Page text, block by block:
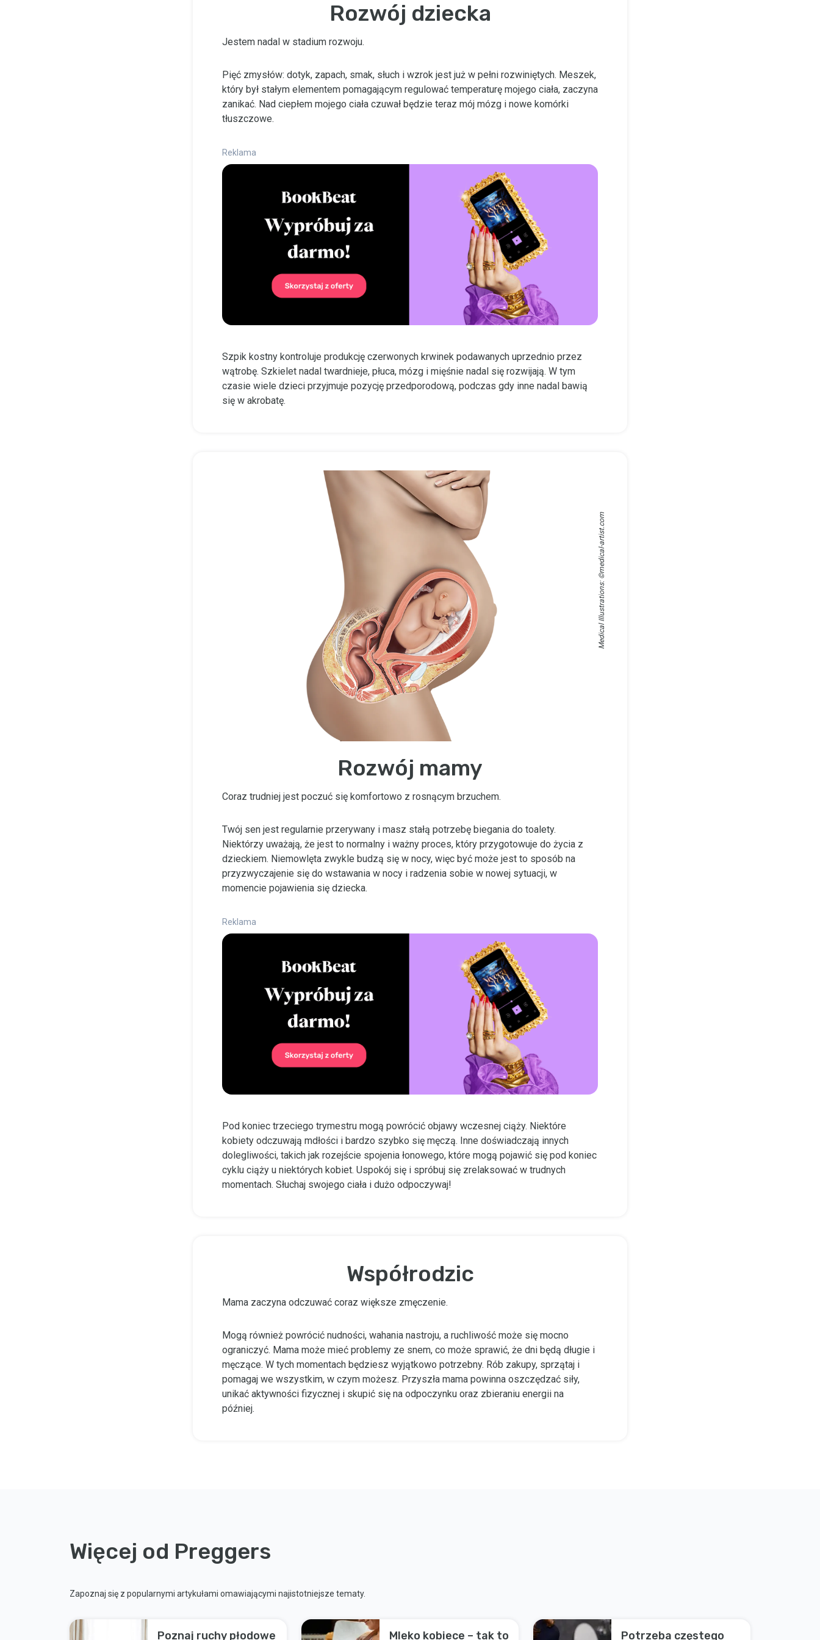
Rozwój dziecka
Jestem nadal w stadium rozwoju.
Pięć zmysłów: dotyk, zapach, smak, słuch i wzrok jest już w pełni rozwiniętych. Meszek,
który był stałym elementem pomagającym regulować temperaturę mojego ciała, zaczyna
zanikać. Nad ciepłem mojego ciała czuwał będzie teraz mój mózg i nowe komórki
tłuszczowe.
Reklama
Szpik kostny kontroluje produkcję czerwonych krwinek podawanych uprzednio przez
wątrobę. Szkielet nadal twardnieje, płuca, mózg i mięśnie nadal się rozwijają. W tym
czasie wiele dzieci przyjmuje pozycję przedporodową, podczas gdy inne nadal bawią
się w akrobatę.
Medical Illustrations: ©
medical-artist.com
Rozwój mamy
Coraz trudniej jest poczuć się komfortowo z rosnącym brzuchem.
Twój sen jest regularnie przerywany i masz stałą potrzebę biegania do toalety.
Niektórzy uważają, że jest to normalny i ważny proces, który przygotowuje do życia z
dzieckiem. Niemowlęta zwykle budzą się w nocy, więc być może jest to sposób na
przyzwyczajenie się do wstawania w nocy i radzenia sobie w nowej sytuacji, w
momencie pojawienia się dziecka.
Reklama
Pod koniec trzeciego trymestru mogą powrócić objawy wczesnej ciąży. Niektóre
kobiety odczuwają mdłości i bardzo szybko się męczą. Inne doświadczają innych
dolegliwości, takich jak rozejście spojenia łonowego, które mogą pojawić się pod koniec
cyklu ciąży u niektórych kobiet. Uspokój się i spróbuj się zrelaksować w trudnych
momentach. Słuchaj swojego ciała i dużo odpoczywaj!
Współrodzic
Mama zaczyna odczuwać coraz większe zmęczenie.
Mogą również powrócić nudności, wahania nastroju, a ruchliwość może się mocno
ograniczyć. Mama może mieć problemy ze snem, co może sprawić, że dni będą długie i
męczące. W tych momentach będziesz wyjątkowo potrzebny. Rób zakupy, sprzątaj i
pomagaj we wszystkim, w czym możesz. Przyszła mama powinna oszczędzać siły,
unikać aktywności fizycznej i skupić się na odpoczynku oraz zbieraniu energii na
później.
Więcej od Preggers
Zapoznaj się z popularnymi artykułami omawiającymi najistotniejsze tematy.
Poznaj ruchy płodowe Mleko kobiece – tak to Potrzeba częstego